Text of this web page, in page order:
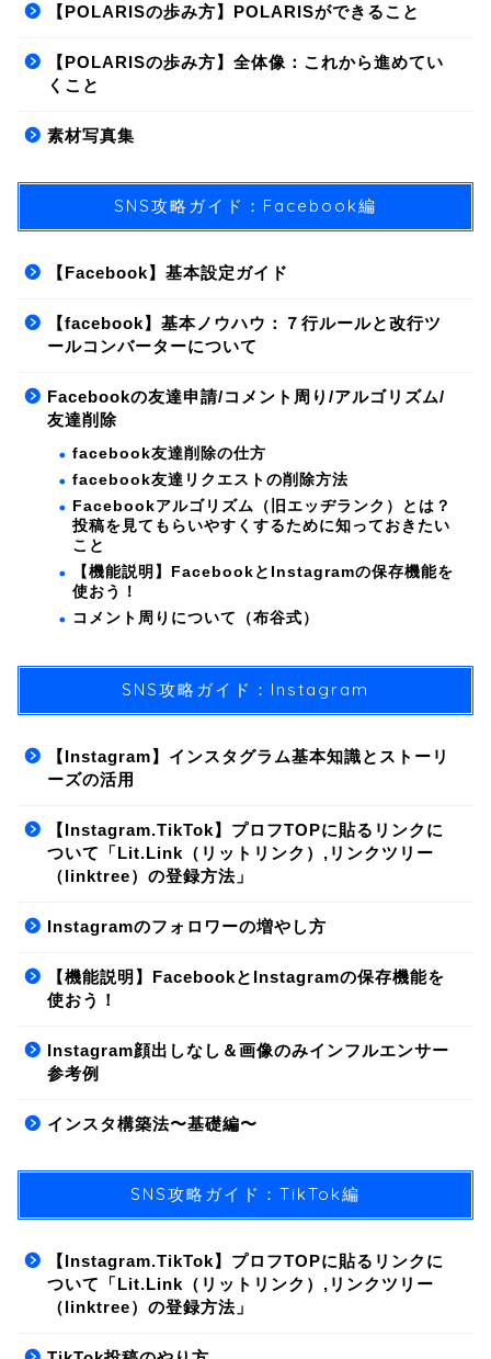
【POLARISの歩み方】POLARISができること
【POLARISの歩み方】全体像：これから進めてい
くこと
素材写真集
SNS攻略ガイド：Facebook編
【Facebook】基本設定ガイド
【facebook】基本ノウハウ：７行ルールと改行ツ
ールコンバーターについて
Facebookの友達申請/コメント周り/アルゴリズム/
友達削除
facebook友達削除の仕方
facebook友達リクエストの削除方法
Facebookアルゴリズム（旧エッヂランク）とは？
投稿を見てもらいやすくするために知っておきたい
こと
【機能説明】FacebookとInstagramの保存機能を
使おう！
コメント周りについて（布谷式）
SNS攻略ガイド：Instagram
【Instagram】インスタグラム基本知識とストーリ
ーズの活用
【Instagram.TikTok】プロフTOPに貼るリンクに
ついて「Lit.Link（リットリンク）,リンクツリー
（linktree）の登録方法」
Instagramのフォロワーの増やし方
【機能説明】FacebookとInstagramの保存機能を
使おう！
Instagram顔出しなし＆画像のみインフルエンサー
参考例
インスタ構築法〜基礎編〜
SNS攻略ガイド：TikTok編
【Instagram.TikTok】プロフTOPに貼るリンクに
ついて「Lit.Link（リットリンク）,リンクツリー
（linktree）の登録方法」